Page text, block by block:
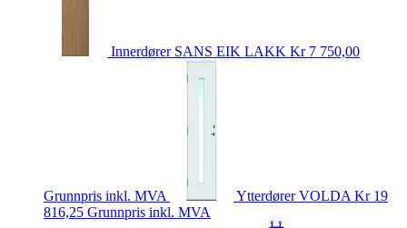
Innerdører SANS EIK LAKK Kr 7 750,00
Grunnpris inkl. MVA YtterdørerVOLDA Kr 19
816,25 Grunnpris inkl. MVA